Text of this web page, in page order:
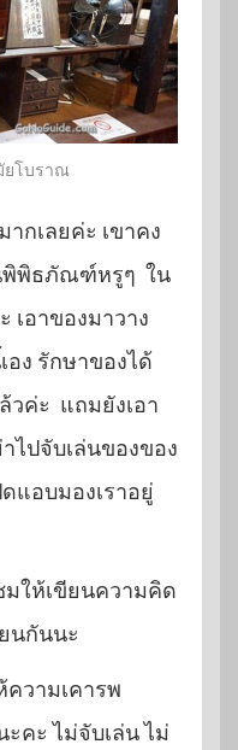
ยโบราณ
ากเลยค่ะ เขาคง
พิพิธภัณฑ์หรูๆ ใน
เอาของมาวาง
ง รักษาของได้
วค่ะ แถมยังเอา
ไปจับเล่นของของ
แอบมองเราอยู่
ให้เขียนความคิด
นกันนะ
วามเคารพ
คะ ไม่จับเล่น ไม่